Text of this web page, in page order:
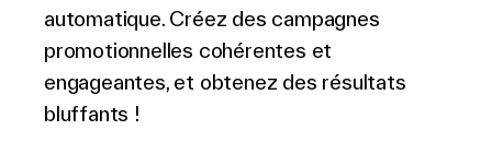
automatique. Créez des campagnes
promotionnelles cohérentes et
engageantes, et obtenez des résultats
bluffants !